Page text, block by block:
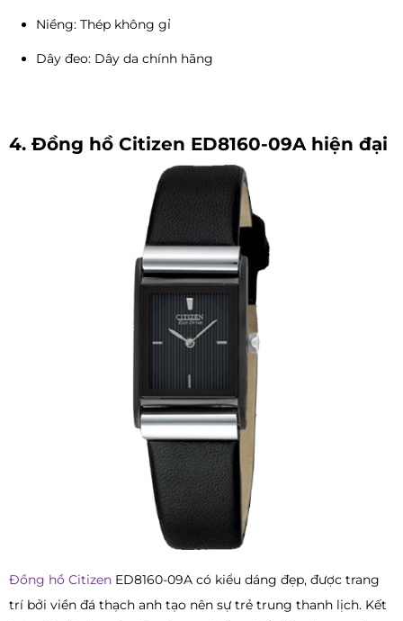
Niềng: Thép không gỉ
Dây đeo: Dây da chính hãng
4. Đồng hồ Citizen ED8160-09A hiện đại
Đồng hồ Citizen ED8160-09A có kiểu dáng đẹp, được trang
trí bởi viền đá thạch anh tạo nên sự trẻ trung thanh lịch. Kết